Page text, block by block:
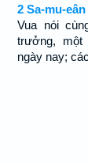
2 Sa-mu-
Vua nói
trưởng, một
ngày nay;